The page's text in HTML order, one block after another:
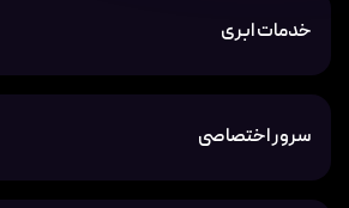
خدمات ابری
سرور اختصاصی